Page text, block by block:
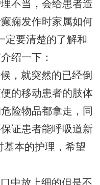
不当，会给患者造
痫发作时家属如何
定要清楚的了解和
绍一下：
，就突然的已经倒
的移动患者的肢体
险物品都拿走，同
证患者能呼吸道新
基本的护理，希望
中放上细的但是不